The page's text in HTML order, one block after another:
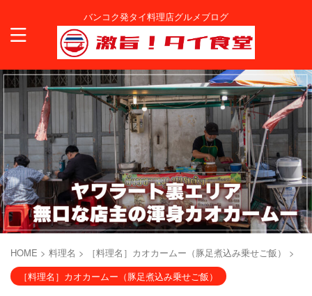
バンコク発タイ料理店グルメブログ
HOME > 料理名 > ［料理名］カオカームー（豚足煮込み乗せご飯）
>
［料理名］カオカームー（豚足煮込み乗せご飯）